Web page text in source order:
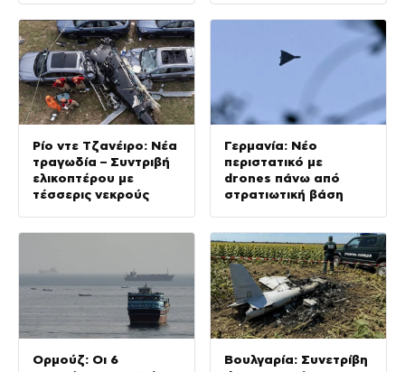
Ρίο ντε Τζανέιρο: Νέα
τραγωδία – Συντριβή
ελικοπτέρου με
τέσσερις νεκρούς
Γερμανία: Νέο
περιστατικό με
drones πάνω από
στρατιωτική βάση
Ορμούζ: Οι 6
Βουλγαρία: Συνετρίβη